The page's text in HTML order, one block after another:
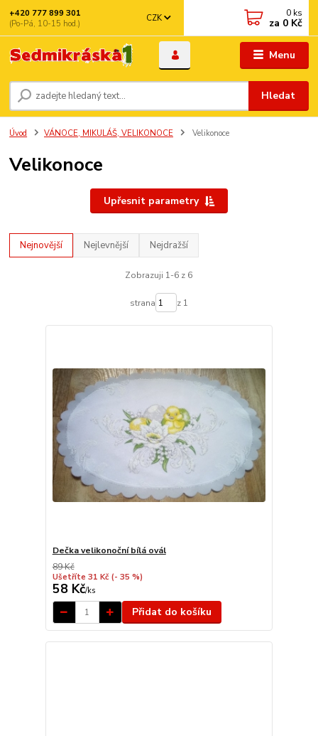
Menu
CZK
Hledat
+420 777 899 301
(Po-Pá, 10-15 hod.)
0 ks
za 0 Kč
Úvod VÁNOCE, MIKULÁŠ, VELIKONOCE Velikonoce
Velikonoce
Upřesnit parametry
Nejnovější Nejlevnější Nejdražší
Zobrazuji 1-6 z 6
strana z 1
Dečka velikonoční bílá ovál
89 Kč
Ušetříte 31 Kč (- 35 %)
58 Kč/ks
Přidat do košíku